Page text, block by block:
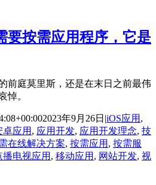
要按需应用程序，它是
前庭莫里斯，还是在末日之前最伟
悼。
2023年9月26日 |iOS应用 ,
卓应用 , 应用开发, 应用开发理念, 技
在线解决方案, 按需应用 , 按需服
播电视应用 , 移动应用 , 网站开发, 视